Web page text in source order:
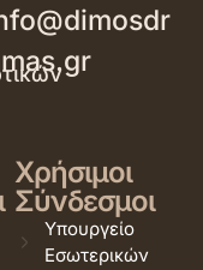
Χρήσιμοι
Σύνδεσμοι
Υπουργείο
Εσωτερικών